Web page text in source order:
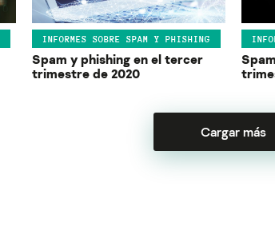
INFORMES SOBRE SPAM Y PHISHING
Spam y phishing en el tercer
trimestre de 2020
Cargar más